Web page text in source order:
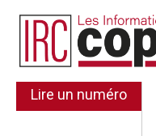
Lire un numéro